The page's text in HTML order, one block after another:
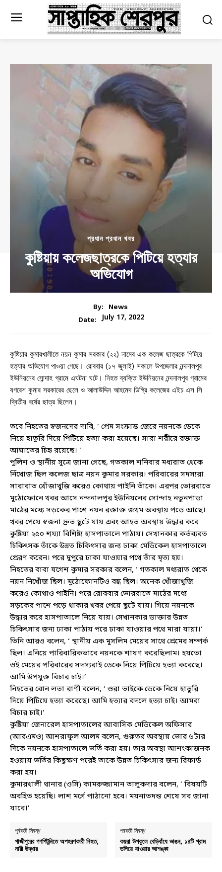
প্রধান প্রধান খবর
কুষ্টিয়ায় কলেজছাত্রকে পিটিয়ে হত্যার
অভিযোগ
By:
News
Date:
July 17, 2022
কুষ্টিয়ার কুমারখালীতে নয়ন কুমার সরকার (২২) নামের এক কলেজ ছাত্রকে পিটিয়ে
হত্যার অভিযোগ পাওয়া গেছে। রোববার (১৭ জুলাই) সকালে উপজেলার নন্দনালপুর
ইউনিয়নের সোন্দাহ গ্রামে এঘটনা ঘটে। নিহত ব্যক্তি ইউনিয়নের নন্দনালপুর গ্রামের
যগরেশ কুমার সরকারের ছেলে ও আলাউদ্দিন আহমেদ ডিগ্রি কলেজের এইচ এস সি
দ্বিতীয় বর্ষের ছাত্র ছিলেন।
তবে নিহতের স্বজনদের দাবি, ‘ প্রেম সংক্রান্ত জেরে নয়নকে ডেকে
নিয়ে হাতুরি দিয়ে পিটিয়ে হত্যা করা হয়েছে। সারা শরীরে রক্তাক্ত
আঘাতের চিহৃ রয়েছে। ‘
পুলিশ ও স্থানীয় সুত্রে জানা গেছে, গতকাল শনিবার মধ্যরাত থেকে
নিঁখোজ ছিল কলেজ ছাত্র নয়ন কুমার সরকার। পরিবারের সদস্যরা
সারারাত খোঁজাখুজি করেও কোথায় পাইনি তাঁকে। এরপর ভোররাতে
মুঠোফোনে খবর আসে নন্দনালপুর ইউনিয়নের সোন্দাহ নতুনপাড়া
মাঠের মধ্যে সড়কের পাশে নয়ন রক্তাক্ত জখম অবস্থায় পড়ে আছে।
খবর পেয়ে স্বজনা দ্রুত ছুটে যায় এবং আহত অবস্থায় উদ্ধার করে
কুষ্টিয়া ২৫০ শয্যা বিশিষ্ট্য হাসপাতালে পাঠায়। সেখানকার কর্তব্যরত
চিকিৎসক তাঁকে উন্নত চিকিৎসার জন্য ঢাকা মেডিকেল হাসপাতালে
প্রেরণ করেন। পরে দুপুরে ঢাকা যাওয়ার পথে তাঁর মৃত্য হয়।
নিহতের বাবা যগেশ কুমার সরকার বলেন, ‘ গতকাল মধ্যরাত থেকে
নয়ন নিখোঁজ ছিল। মুঠোফোনটিও বন্ধ ছিল। অনেক খোঁজাখুজি
করেও কোথাও পাইনি। পরে রোববার ভোররাতে মাঠের মধ্যে
সড়কের পাশে পড়ে থাকার খবর পেয়ে ছুটে যায়। গিয়ে নয়নকে
উদ্ধার করে হাসপাতালে নিয়ে যায়। সেখানকার ডাক্তার উন্নত
চিকিৎসার জন্য ঢাকা পাঠায় পরে ঢাকা যাওয়ার পথে মারা যায়া।’
তিনি আরও বলেন, ‘ স্থানীয় এক মুসলিম মেয়ের সাথে প্রেমের সম্পর্ক
ছিল। এনিয়ে পারিবারিকভাবে নয়নকে শাষণ করেছিলাম। হয়তো
ওই মেয়ের পরিবারের সদস্যরাই ডেকে নিয়ে পিটিয়ে হত্যা করেছে।
আমি উপযুক্ত বিচার চাই।’
নিহতের বোন লতা রাণী বলেন, ‘ ওরা ভাইকে ডেকে নিয়ে হাতুরি
দিয়ে পিটিয়ে হত্যা করেছে। আমি হত্যার বদলে হত্যা চাই। আমরা
বিচার চাই।’
কুষ্টিয়া জেনারেল হাসপাতালের আবাসিক মেডিকেল অফিসার
(আরএমও) আশরাফুল আলম বলেন, গুরুতর অবস্থায় ভোর ৬টার
দিকে নয়নকে হাসপাতালে ভর্তি করা হয়। তার অবস্থা আশংকাজনক
হওয়ায় ভর্তির কিছুক্ষণ পরেই তাকে উন্নত চিকিৎসার জন্য রিফার্ড
করা হয়।
কুমারখালী থানার (ওসি) কামরুজ্জামান তালুকদার বলেন, ‘ বিষয়টি
অবহিত হয়েছি। লাশ মর্গে পাঠানো হবে। ময়নাতদন্ত শেষে সব জানা
যাবে।’
পূর্ববর্তী নিবন্ধ
গাজীপুরের গণপিটুনিতে অপহরণকারী নিহত,
নারী উদ্ধার
পরবর্তী নিবন্ধ
কয়রা উপকূলে বেড়িবাঁধে ভাঙন, ১৪টি গ্রাম
তলিয়ে যাওয়ার আশঙ্কা